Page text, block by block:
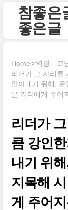
참좋은
좋은글
Home
역경ㆍ고
리더가 그 자리를
알아내기 위해,
은 리더에게 주어
리더가
큼 강인
내기 위
지목해
게 주어